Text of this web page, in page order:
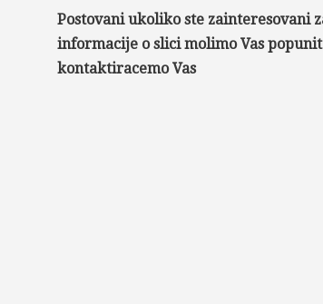
Postovani ukoliko ste zainteresovani
informacije o slici molimo Vas
kontaktiracemo Vas